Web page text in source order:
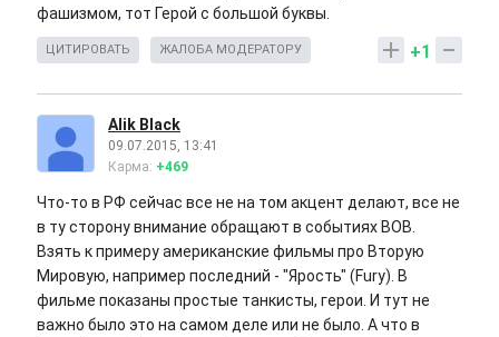
фашизмом, тот Герой с большой буквы.
+1
ЦИТИРОВАТЬ ЖАЛОБА МОДЕРАТОРУ
Alik Black
09.07.2015, 13:41
Карма: +469
Что-то в РФ сейчас все не на том акцент делают, все не
в ту сторону внимание обращают в событиях ВОВ.
Взять к примеру американские фильмы про Вторую
Мировую, например последний - "Ярость" (Fury). В
фильме показаны простые танкисты, герои. И тут не
важно было это на самом деле или не было. А что в